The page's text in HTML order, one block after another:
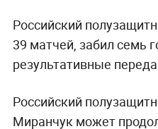
Российский
39 матчей, забил семь
результативные
Российский
Миранчук может